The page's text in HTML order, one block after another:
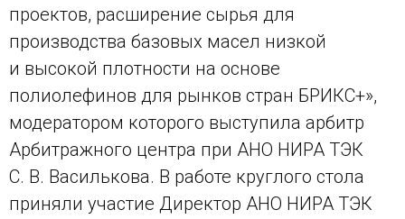
проектов, расширение сырья для
производства базовых масел низкой
и высокой плотности на основе
полиолефинов для рынков стран БРИКС+»,
модератором которого выступила арбитр
Арбитражного центра при АНО НИРА ТЭК
С. В. Василькова. В работе круглого стола
приняли участие Директор АНО НИРА ТЭК